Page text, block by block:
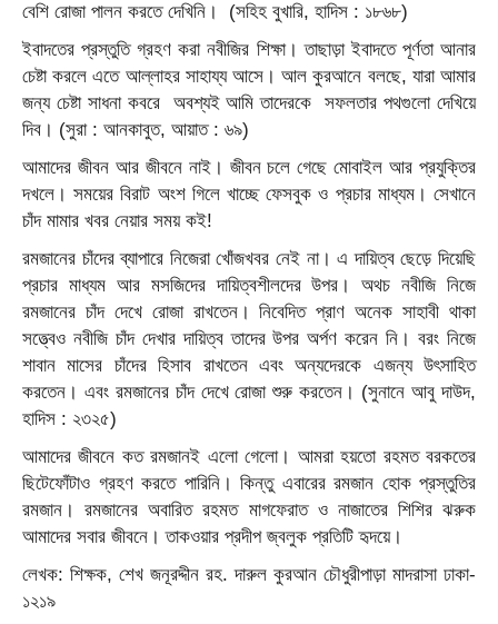
বেশি রোজা পালন করতে দেখিনি। (সহিহ বুখারি, হাদিস : ১৮৬৮)
ইবাদতের প্রস্তুতি গ্রহণ করা নবীজির শিক্ষা। তাছাড়া ইবাদতে পূর্ণতা আনার
চেষ্টা করলে এতে আল্লাহর সাহায্য আসে। আল কুরআনে বলছে, যারা আমার
জন্য চেষ্টা সাধনা কবরে অবশ্যই আমি তাদেরকে সফলতার পথগুলো দেখিয়ে
দিব। (সুরা : আনকাবুত, আয়াত : ৬৯)
আমাদের জীবন আর জীবনে নাই। জীবন চলে গেছে মোবাইল আর প্রযুক্তির
দখলে। সময়ের বিরাট অংশ গিলে খাচ্ছে ফেসবুক ও প্রচার মাধ্যম। সেখানে
চাঁদ মামার খবর নেয়ার সময় কই!
রমজানের চাঁদের ব্যাপারে নিজেরা খোঁজখবর নেই না। এ দায়িত্ব ছেড়ে দিয়েছি
প্রচার মাধ্যম আর মসজিদের দায়িত্বশীলদের উপর। অথচ নবীজি নিজে
রমজানের চাঁদ দেখে রোজা রাখতেন। নিবেদিত প্রাণ অনেক সাহাবী থাকা
সত্ত্বেও নবীজি চাঁদ দেখার দায়িত্ব তাদের উপর অর্পণ করেন নি। বরং নিজে
শাবান মাসের চাঁদের হিসাব রাখতেন এবং অন্যদেরকে এজন্য উৎসাহিত
করতেন। এবং রমজানের চাঁদ দেখে রোজা শুরু করতেন। (সুনানে আবু দাউদ,
হাদিস : ২৩২৫)
আমাদের জীবনে কত রমজানই এলো গেলো। আমরা হয়তো রহমত বরকতের
ছিটেফোঁটাও গ্রহণ করতে পারিনি। কিন্তু এবারের রমজান হোক প্রস্তুতির
রমজান। রমজানের অবারিত রহমত মাগফেরাত ও নাজাতের শিশির ঝরুক
আমাদের সবার জীবনে। তাকওয়ার প্রদীপ জ্বলুক প্রতিটি হৃদয়ে।
লেখক: শিক্ষক, শেখ জনূরদ্দীন রহ. দারুল কুরআন চৌধুরীপাড়া মাদরাসা ঢাকা-
১২১৯